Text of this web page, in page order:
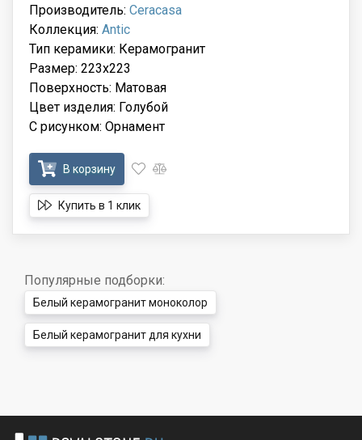
Производитель: Ceracasa
Коллекция: Antic
Тип керамики: Керамогранит
Размер: 223x223
Поверхность: Матовая
Цвет изделия: Голубой
С рисунком: Орнамент
В корзину
Купить в 1 клик
Популярные подборки:
Белый керамогранит моноколор
Белый керамогранит для кухни